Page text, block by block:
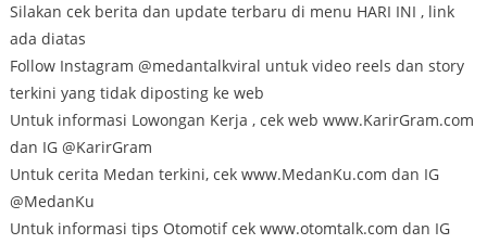
Silakan cek berita dan update terbaru di menu HARI INI , link
ada diatas
Follow Instagram @medantalkviral untuk video reels dan story
terkini yang tidak diposting ke web
Untuk informasi Lowongan Kerja , cek web www.KarirGram.com
dan IG @KarirGram
Untuk cerita Medan terkini, cek www.MedanKu.com dan IG
@MedanKu
Untuk informasi tips Otomotif cek www.otomtalk.com dan IG